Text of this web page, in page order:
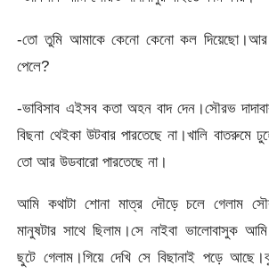
-তো তুমি আমাকে কেনো কেনো কল দিয়েছো।আর
পেলে?
-ভাবিসাব এইসব কতা অহন বাদ দেন।সৌরভ
বিছনা থেইকা উটবার পারতেছে না।খালি
তো আর উডবারো পারতেছে না।
আমি কথাটা শোনা মাত্র দৌড়ে চলে গেলাম
মানুষটার সাথে ছিলাম।সে নাইবা ভালোবাসুক
ছুটে গেলাম।গিয়ে দেখি সে বিছানাই পড়ে